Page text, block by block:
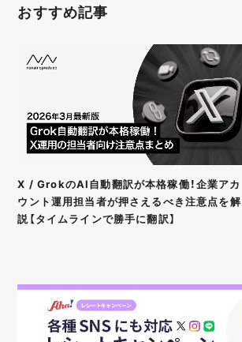
おすすめ記事
X / GrokのAI自動翻訳が本格稼働！企業アカ
ウント運用担当者が押さえるべき注意点を解
説【タイムラインで勝手に翻訳】